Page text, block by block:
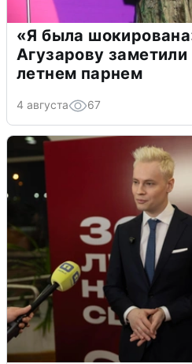
«Я была
Агузарову
летнем парнем
4 августа 67